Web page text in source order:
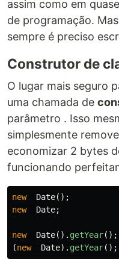
assim como em
de programação.
sempre é preciso
Construtor de
O lugar mais seguro
uma chamada de
parâmetro . Isso
simplesmente
economizar 2 bytes
funcionando
new Date();
new
Date;
new Date(). getYear();
(new Date). getYear();